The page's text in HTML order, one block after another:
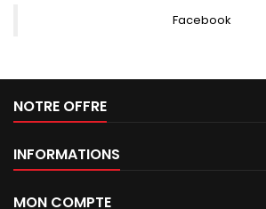
Facebook
NOTRE OFFRE
INFORMATIONS
MON COMPTE